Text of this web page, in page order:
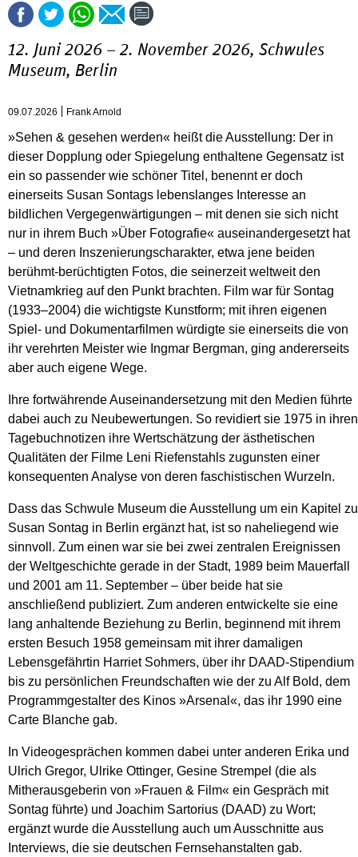
12. Juni 2026 – 2. November 2026, Schwules
Museum, Berlin
09.07.2026 Frank Arnold
»Sehen & gesehen werden« heißt die Ausstellung: Der in
dieser Dopplung oder Spiegelung enthaltene Gegensatz ist
ein so passender wie schöner Titel, benennt er doch
einerseits Susan Sontags lebenslanges Interesse an
bildlichen Vergegenwärtigungen – mit denen sie sich nicht
nur in ihrem Buch »Über Fotografie« auseinandergesetzt hat
– und deren Inszenierungscharakter, etwa jene beiden
berühmt-berüchtigten Fotos, die seinerzeit weltweit den
Vietnamkrieg auf den Punkt brachten. Film war für Sontag
(1933–2004) die wichtigste Kunstform; mit ihren eigenen
Spiel- und Dokumentarfilmen würdigte sie einerseits die von
ihr verehrten Meister wie Ingmar Bergman, ging andererseits
aber auch eigene Wege.
Ihre fortwährende Auseinandersetzung mit den Medien führte
dabei auch zu Neubewertungen. So revidiert sie 1975 in ihren
Tagebuchnotizen ihre Wertschätzung der ästhetischen
Qualitäten der Filme Leni Riefenstahls zugunsten einer
konsequenten Analyse von deren faschistischen Wurzeln.
Dass das Schwule Museum die Ausstellung um ein Kapitel zu
Susan Sontag in Berlin ergänzt hat, ist so naheliegend wie
sinnvoll. Zum einen war sie bei zwei zentralen Ereignissen
der Weltgeschichte gerade in der Stadt, 1989 beim Mauerfall
und 2001 am 11. September – über beide hat sie
anschließend publiziert. Zum anderen entwickelte sie eine
lang anhaltende Beziehung zu Berlin, beginnend mit ihrem
ersten Besuch 1958 gemeinsam mit ihrer damaligen
Lebensgefährtin Harriet Sohmers, über ihr DAAD-Stipendium
bis zu persönlichen Freundschaften wie der zu Alf Bold, dem
Programmgestalter des Kinos »Arsenal«, das ihr 1990 eine
Carte Blanche gab.
In Videogesprächen kommen dabei unter anderen Erika und
Ulrich Gregor, Ulrike Ottinger, Gesine Strempel (die als
Mitherausgeberin von »Frauen & Film« ein Gespräch mit
Sontag führte) und Joachim Sartorius (DAAD) zu Wort;
ergänzt wurde die Ausstellung auch um Ausschnitte aus
Interviews, die sie deutschen Fernsehanstalten gab.